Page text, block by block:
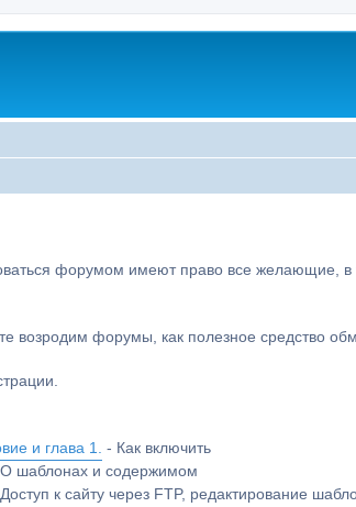
форумом имеют право все желающие, в
возродим форумы, как полезное средство
и глава 1.
- Как включить
шаблонах и содержимом
к сайту через FTP, редактирование